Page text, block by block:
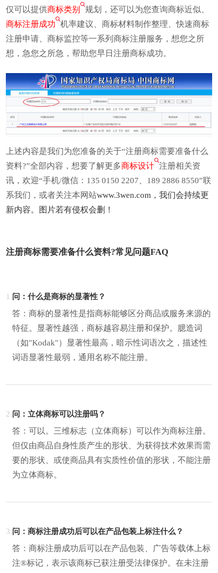
仅可以提供商标类别
规划，还可以为您查询商标近似、
商标注册成功 机率建议、商标材料制作整理、快速商标
注册申请、商标监控等一系列商标注册服务，想您之所
想，急您之所急，帮助您早日注册商标成功。
上述内容是我们为您准备的关于“注册商标需要准备什么
资料?”全部内容，想要了解更多商标设计 注册相关资
讯，欢迎“手机/微信：135 0150 2207、189 2886 8550”联
系我们，或者关注本网站www.3wen.com ，我们会持续更
新内容。图片若有侵权会删！
注册商标需要准备什么资料?常见问题FAQ
1.问：什么是商标的显著性？
答：商标的显著性是指商标能够区分商品或服务来源的
特征。显著性越强，商标越容易注册和保护。臆造词
（如"Kodak"）显著性最高，暗示性词语次之，描述性
词语显著性最弱，通用名称不能注册。
2.问：立体商标可以注册吗？
答：可以。三维标志（立体商标）可以作为商标注册。
但仅由商品自身性质产生的形状、为获得技术效果而需
要的形状、或使商品具有实质性价值的形状，不能注册
为立体商标。
3.问：商标注册成功后可以在产品包装上标注什么？
答：商标注册成功后可以在产品包装、广告等载体上标
注®标记，表示该商标已获注册受法律保护。在未注册